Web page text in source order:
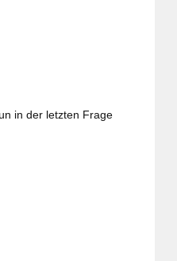
in der letzten Frage